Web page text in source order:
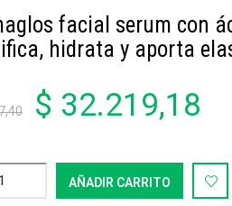
facial serum con
hidrata y aporta
$ 32.219,18
AÑADIR CARRITO